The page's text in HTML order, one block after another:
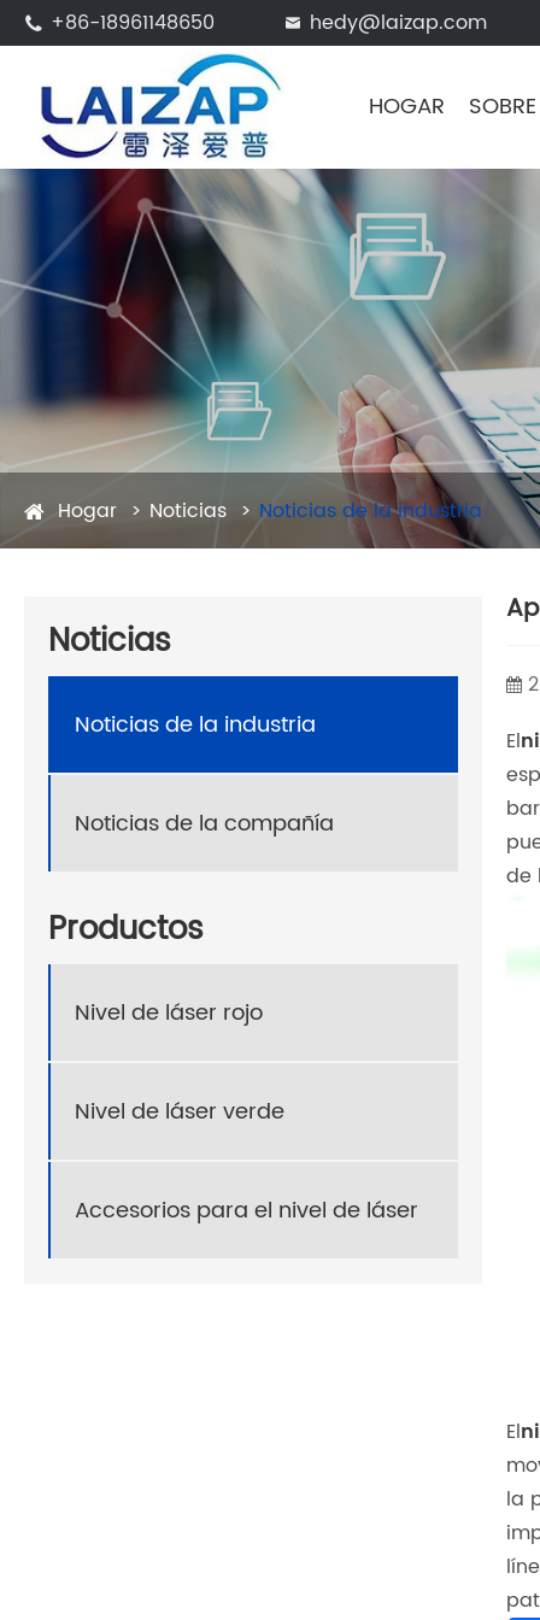
 +86-18961148650  hedy@laizap.com
HOGAR
Hogar Noticias Noticias de la industria
Noticias
Noticias de la industria
Noticias de la compañía
Productos
Nivel de láser rojo
Nivel de láser verde
Accesorios para el nivel de láser
El
de
El
la